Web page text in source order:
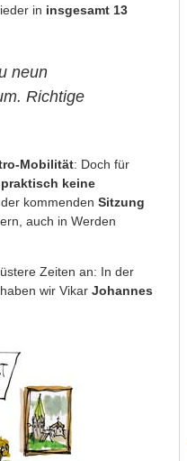
in insgesamt 13
neun
Richtige
Mobilität: Doch für
praktisch keine
kommenden Sitzung
auch in Werden
Zeiten an: In der
wir Vikar Johannes